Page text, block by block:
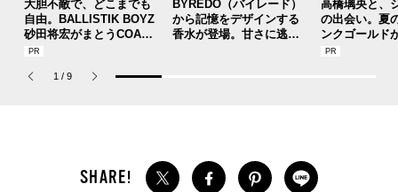
大胆不敵で、どこまでも
自由。BALLISTIK BOYZ
砂田将宏がまとうCOACH
の新作フレグランス「コ
パルファム」
BYREDO（バイレード）
から記憶をデザインする
香水が登場。甘さに逃げ
高橋璃央と、
の出会い。夏
ンクゴールド
SUMMER
1 / 9